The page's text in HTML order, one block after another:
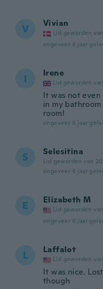
V Vivian
Lid geworden
ongeveer 6 jaar
I Irene
Lid geworden
It was not
in my
room!
ongeveer 6 jaar
S Selesitina
Lid geworden van
ongeveer 6 jaar
E Elizabeth M
Lid geworden
ongeveer 6 jaar
L Laffalot
Lid geworden
It was nice.
though